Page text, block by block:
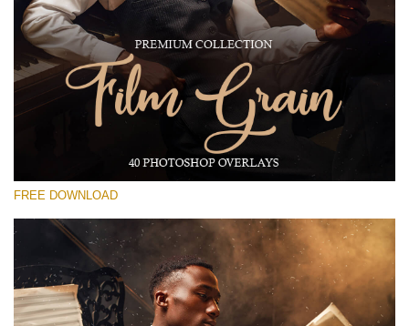
Por favor seleccione
Free Photoshop Overlay #17
Small 800*533px
(40 Overlays)
Grunge Collection
(252 Overlays)
Large 6000*4000px
FREE DOWNLOAD